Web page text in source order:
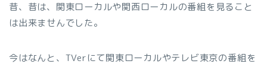
昔、昔は、関東ローカルや関西ローカルの番組を見ること
は出来ませんでした。
今はなんと、TVerにて関東ローカルやテレビ東京の番組を